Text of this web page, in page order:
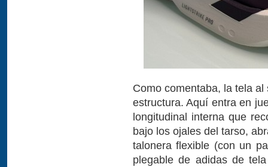
Como comentaba, la tela
estructura. Aquí entra en
longitudinal interna que
bajo los ojales del tarso,
talonera flexible (con un
plegable de adidas de